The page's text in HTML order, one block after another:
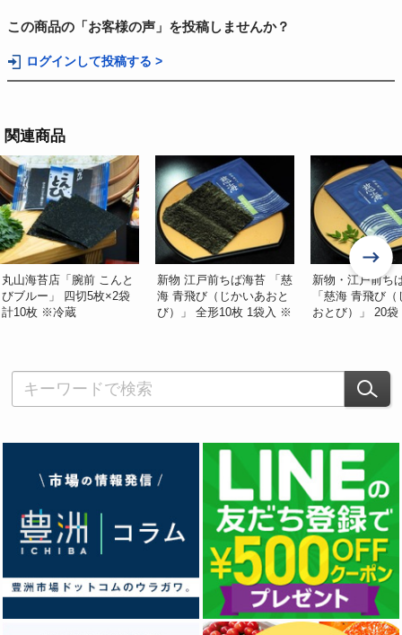
この商品の「お客様の声」を投稿しませんか？
ログインして投稿する >
関連商品
丸山海苔店「腕前 こんと
びブルー」 四切5枚×2袋
計10枚 ※冷蔵
新物 江戸前ちば海苔 「慈
海 青飛び（じかいあおと
び）」 全形10枚 1袋入 ※
新物・江戸前ち
「慈海 青飛び
おとび）」 20袋